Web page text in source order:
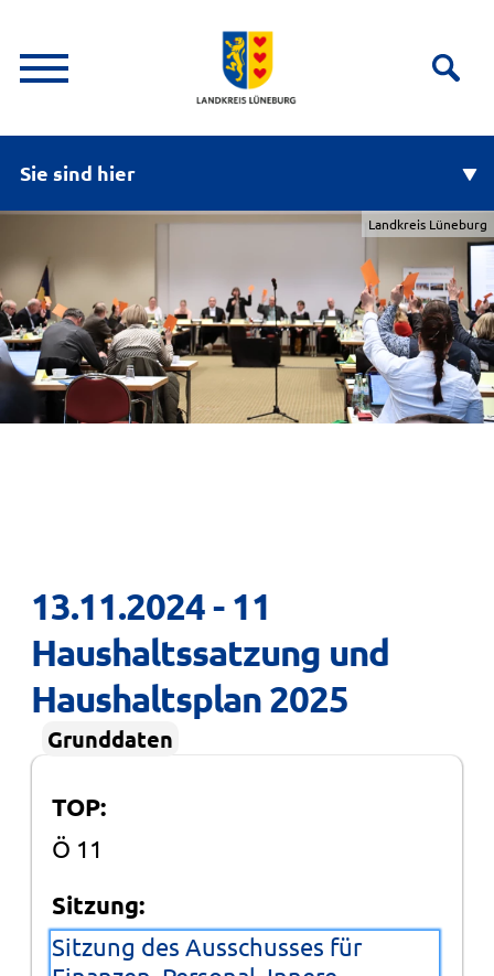
Sie sind hier
Landkreis Lüneburg
13.11.2024 - 11
Haushaltssatzung und
Haushaltsplan 2025
Grunddaten
TOP:
Ö 11
Sitzung:
Sitzung des Ausschusses für